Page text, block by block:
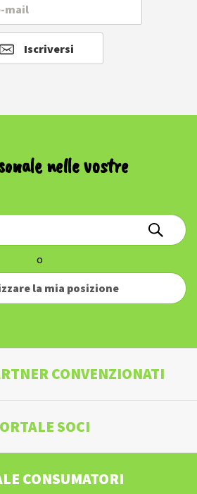
Iscriversi
nelle vostre
o
la mia posizione
CONVENZIONATI
SOCI
CONSUMATORI